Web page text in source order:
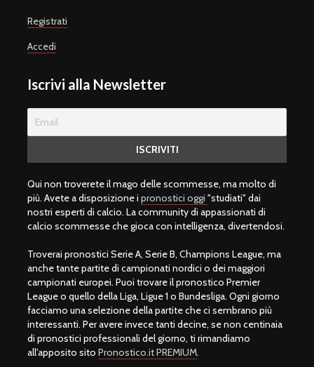
Registrati
Accedi
Iscrivi alla Newsletter
Qui non troverete il mago delle scommesse, ma molto di
più. Avete a disposizione i pronostici oggi "studiati" dai
nostri esperti di calcio. La community di appassionati di
calcio scommesse che gioca con intelligenza, divertendosi.
Troverai pronostici Serie A, Serie B, Champions League, ma
anche tante partite di campionati nordici o dei maggiori
campionati europei. Puoi trovare il pronostico Premier
League o quello della Liga, Ligue 1 o Bundesliga. Ogni giorno
facciamo una selezione della partite che ci sembrano più
interessanti. Per avere invece tanti decine, se non centinaia
di pronostici professionali del giorno, ti rimandiamo
all'apposito sito Pronostico.it PREMIUM.